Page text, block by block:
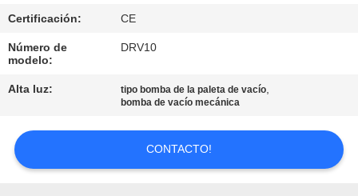
CONTACTA
CON
NOSOTROS
SOLICITAR
UNA CITA
Certificación: CE
Número de
modelo:
DRV10
Alta luz: tipo bomba de la paleta de vacío,
bomba de vacío mecánica
CONTACTO!